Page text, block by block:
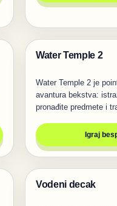
Igre
Water Temple 2
Water Temple 2 je
avantura bekstva:
pronađite predmete i
Igraj
Igre
Vodeni decak